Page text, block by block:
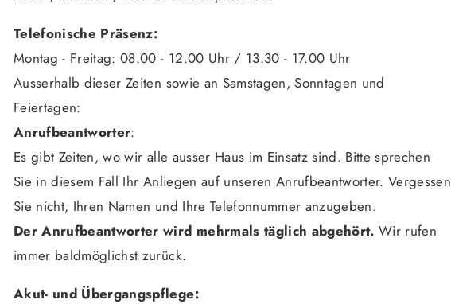
Telefonische Präsenz:
Montag - Freitag: 08.00 - 12.00 Uhr / 13.30 - 17.00 Uhr
Ausserhalb dieser Zeiten sowie an Samstagen, Sonntagen und
Feiertagen:
Anrufbeantworter:
Es gibt Zeiten, wo wir alle ausser Haus im Einsatz sind. Bitte sprechen
Sie in diesem Fall Ihr Anliegen auf unseren Anrufbeantworter. Vergessen
Sie nicht, Ihren Namen und Ihre Telefonnummer anzugeben.
Der Anrufbeantworter wird mehrmals täglich abgehört. Wir rufen
immer baldmöglichst zurück.
Akut- und Übergangspflege: